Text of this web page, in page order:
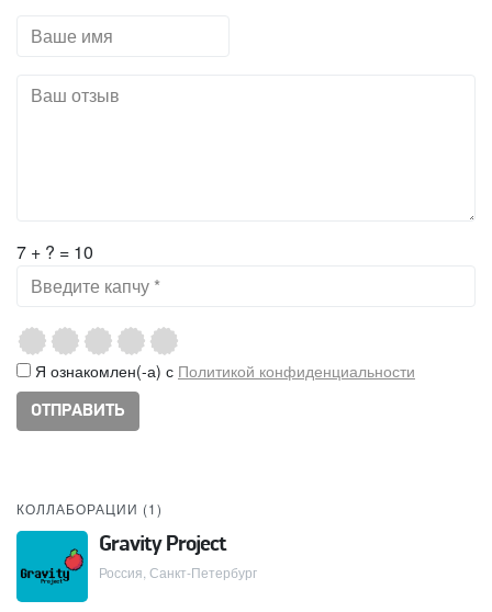
7 + ? = 10
Я ознакомлен(-а) с Политикой конфиденциальности
КОЛЛАБОРАЦИИ (1)
Gravity Project
Россия, Санкт-Петербург